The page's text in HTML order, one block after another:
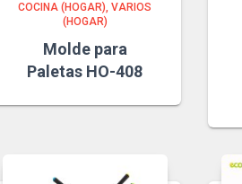
COCINA (HOGAR) VARIOS
(HOGAR)
Molde para
Paletas HO-408